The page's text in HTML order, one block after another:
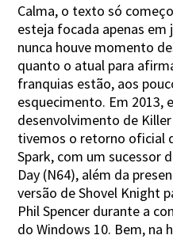
Calma, o texto só
esteja focada apenas em
nunca houve momento
quanto o atual para
franquias estão, aos
esquecimento. Em 2013,
desenvolvimento de
tivemos o retorno oficial
Spark, com um sucessor
Day (N64), além da
versão de Shovel Knight
Phil Spencer durante a
do Windows 10. Bem, na